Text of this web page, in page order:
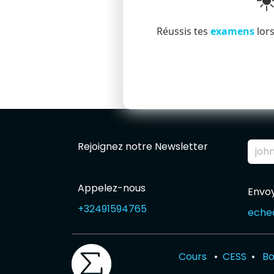
Rejoignez notre Newsletter
Appelez-nous
+32491594765
Cours • CESS •
Réussis tesexamens